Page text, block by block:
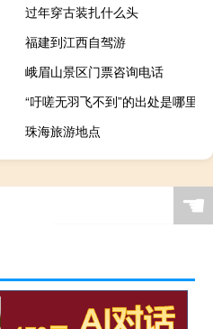
过年穿古装扎什么头
福建到江西自驾游
峨眉山景区门票咨询电话
“吁嗟无羽飞不到”的出处是哪里
珠海旅游地点
☚